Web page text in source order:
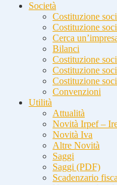
Società
Costituzione
Costituzione
Cerca
Bilanci
Costituzione
Costituzione
Costituzione
Convenzioni
Utilità
Attualità
Novità Irpef –
Novità Iva
Altre Novità
Saggi
Saggi (PDF)
Scadenzario